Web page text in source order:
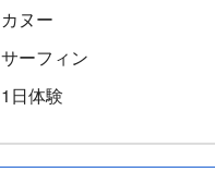
カヌー
サーフィン
1日体験